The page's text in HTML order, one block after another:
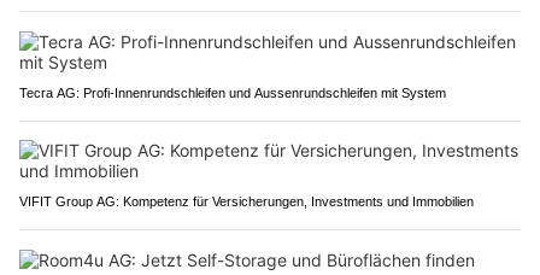
Tecra AG: Profi-Innenrundschleifen und Aussenrundschleifen mit System
VIFIT Group AG: Kompetenz für Versicherungen, Investments und Immobilien